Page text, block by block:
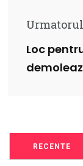
Loc
RECENTE